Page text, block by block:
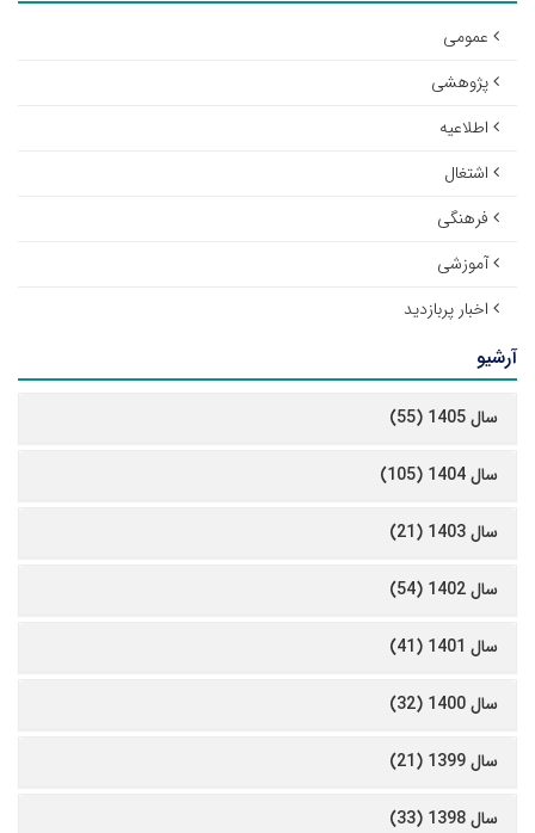
عمومی
پژوهشی
اطلاعیه
اشتغال
فرهنگی
آموزشی
اخبار پربازدید
آرشیو
سال 1405 (55)
سال 1404 (105)
سال 1403 (21)
سال 1402 (54)
سال 1401 (41)
سال 1400 (32)
سال 1399 (21)
سال 1398 (33)